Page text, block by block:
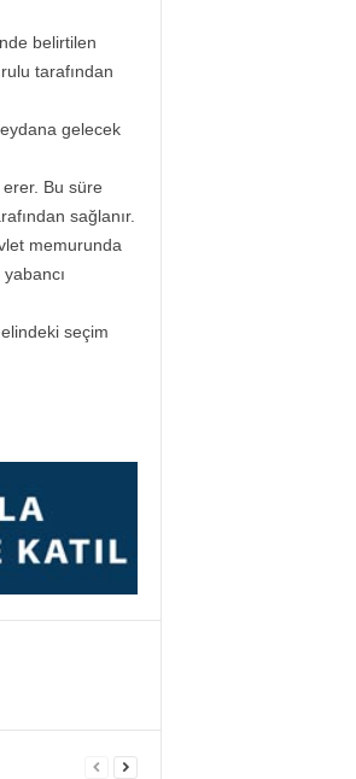
belirtilen
tarafından
gelecek
Bu süre
sağlanır.
memurunda
seçim